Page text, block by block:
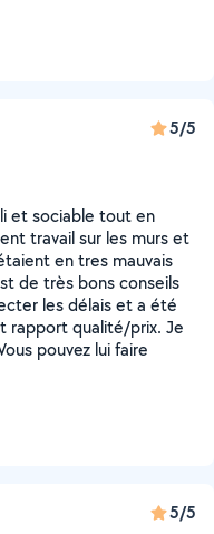
5/5
et sociable tout en
travail sur les murs et
en tres mauvais
de très bons conseils
les délais et a été
rapport qualité/prix. Je
pouvez lui faire
5/5